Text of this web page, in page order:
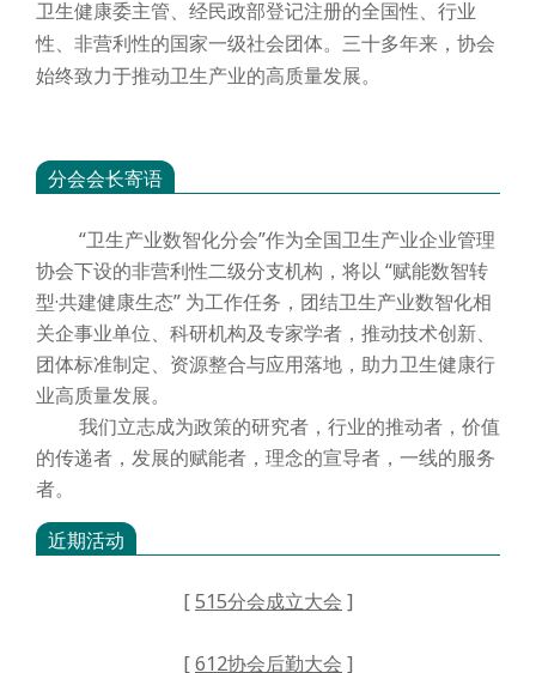
卫生健康委主管、经民政部登记注册的全国性、行业
性、非营利性的国家一级社会团体。三十多年来，协会
始终致力于推动卫生产业的高质量发展。
分会会长寄语
“卫生产业数智化分会”作为全国卫生产业企业管理
协会下设的非营利性二级分支机构，将以 “赋能数智转
型·共建健康生态” 为工作任务，团结卫生产业数智化相
关企事业单位、科研机构及专家学者，推动技术创新、
团体标准制定、资源整合与应用落地，助力卫生健康行
业高质量发展。
我们立志成为政策的研究者，行业的推动者，价值
的传递者，发展的赋能者，理念的宣导者，一线的服务
者。
近期活动
[515分会成立大会 ]
[612协会后勤大会 ]